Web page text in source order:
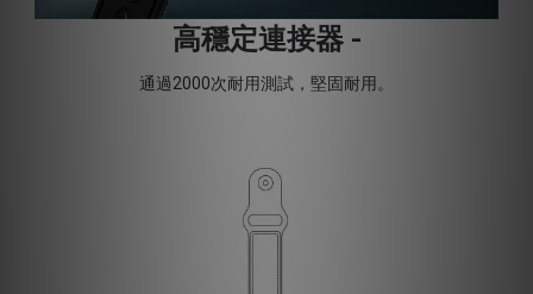
高穩定連接器 -
通過2000次耐用測試，堅固耐用。